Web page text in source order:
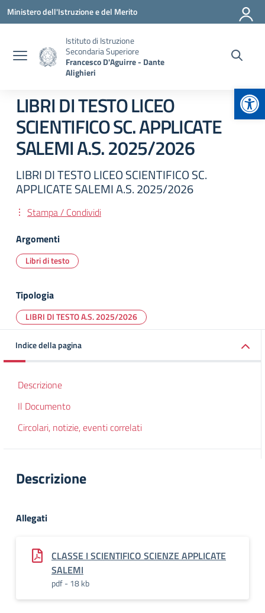
Vai ai contenuti
Vai al menu di navigazione
Vai al footer
Ministero dell'Istruzione e del Merito
Istituto di Istruzione
Secondaria Superiore
Francesco D'Aguirre - Dante
Alighieri
LIBRI DI TESTO LICEO
SCIENTIFICO SC. APPLICATE
SALEMI A.S. 2025/2026
LIBRI DI TESTO LICEO SCIENTIFICO SC.
APPLICATE SALEMI A.S. 2025/2026
Stampa / Condividi
Argomenti
Libri di testo
Tipologia
LIBRI DI TESTO A.S. 2025/2026
Indice della pagina
Descrizione
Il Documento
Circolari, notizie, eventi correlati
Descrizione
Allegati
CLASSE I SCIENTIFICO SCIENZE APPLICATE
SALEMI
pdf - 18 kb